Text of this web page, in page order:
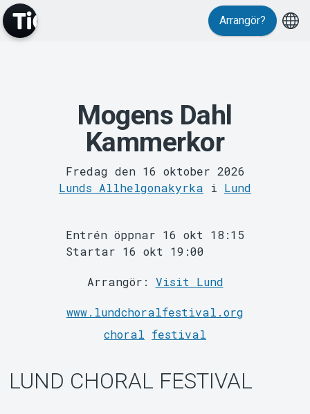
MyTickster
Arrangör?
Mogens Dahl
Kammerkor
Fredag den 16 oktober 2026
Lunds Allhelgonakyrka i Lund
Entrén öppnar 16 okt 18:15
Startar 16 okt 19:00
Arrangör: Visit Lund
www.lundchoralfestival.org
choral festival
LUND CHORAL FESTIVAL